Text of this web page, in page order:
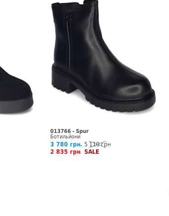
013766 - Spur
Ботильйони
3 780 грн. 5 110 грн
2 835 грн SALE